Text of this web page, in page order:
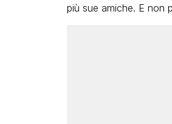
più sue amiche. E non